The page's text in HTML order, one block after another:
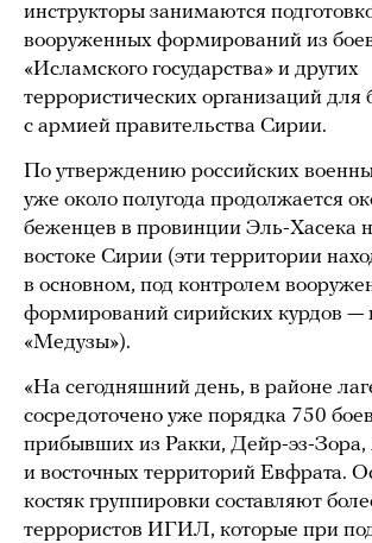
инструкторы занимаются
вооруженных формирований из
«Исламского государства» и других
террористических организаций для
с армией правительства Сирии.
По утверждению российских
уже около полугода продолжается
беженцев в провинции Эль-Хасека
востоке Сирии (эти территории
в основном, под контролем
формирований сирийских курдов —
«Медузы»).
«На сегодняшний день, в районе
сосредоточено уже порядка 750
прибывших из Ракки, Дейр-эз-
и восточных территорий Евфрата.
костяк группировки составляют
террористов ИГИЛ, которые при